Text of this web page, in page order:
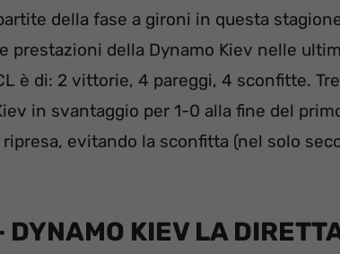
della fase a gironi in questa
prestazioni della Dynamo Kiev nelle
è di: 2 vittorie, 4 pareggi, 4 sconfitte.
in svantaggio per 1-0 alla fine del
evitando la sconfitta (nel solo
DYNAMO KIEV LA